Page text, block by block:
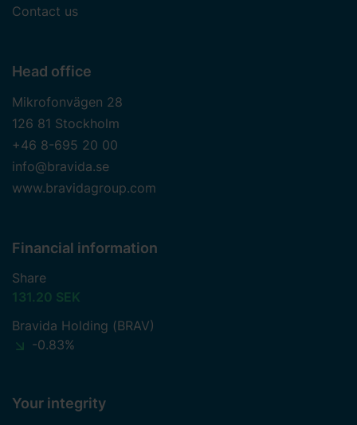
Contact us
Head office
Mikrofonvägen 28
126 81 Stockholm
+46 8-695 20 00
info@bravida.se
www.bravidagroup.com
Financial information
Share
131.20 SEK
Bravida Holding (BRAV)
-0.83%
Your integrity